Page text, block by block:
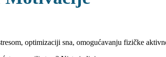
optimizaciji sna, omogućavanju fizičke